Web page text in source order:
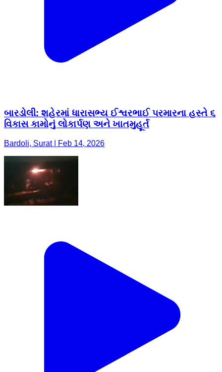
બારડોલી: શહેરમાં ધારાસભ્ય ઈશ્વરભાઈ પરમારના હસ્તે ૬
વિકાસ કામોનું લોકાર્પણ અને ખાતમુહૂર્ત
Bardoli, Surat | Feb 14, 2026